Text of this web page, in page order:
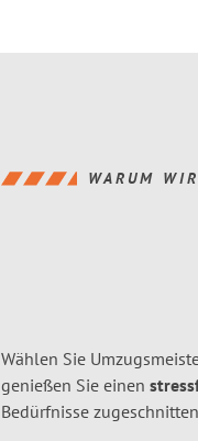
WARUM
Wählen Sie
genießen Sie einen
Bedürfnisse